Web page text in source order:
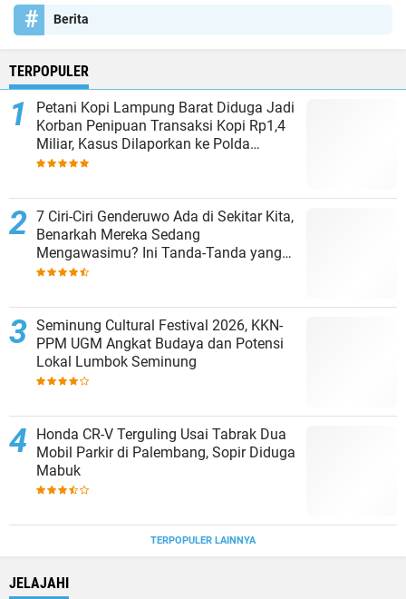
Berita
TERPOPULER
Petani Kopi Lampung Barat Diduga Jadi
Korban Penipuan Transaksi Kopi Rp1,4
Miliar, Kasus Dilaporkan ke Polda
Lampung
7 Ciri-Ciri Genderuwo Ada di Sekitar Kita,
Benarkah Mereka Sedang
Mengawasimu? Ini Tanda-Tanda yang
Sering Diabaikan
Seminung Cultural Festival 2026, KKN-
PPM UGM Angkat Budaya dan Potensi
Lokal Lumbok Seminung
Honda CR-V Terguling Usai Tabrak Dua
Mobil Parkir di Palembang, Sopir Diduga
Mabuk
TERPOPULER LAINNYA
JELAJAHI